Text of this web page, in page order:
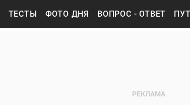
ТЕСТЫ ФОТО ДНЯ ВОПРОС - ОТВЕТ